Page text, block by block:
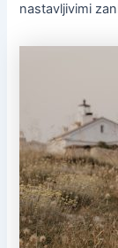
nastavljivimi